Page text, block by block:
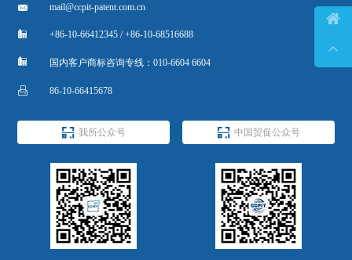
 mail@ccpit-patent.com.cn
 +86-10-66412345 / +86-10-68516688
 国内客户商标咨询专线：010-6604 6604
 86-10-66415678
 我所公众号  中国贸促公众号

